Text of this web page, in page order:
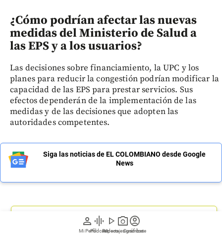
person
Mi Perfil
graphic_eq
Pódcast
play_arrow
Videos
photo_camera
Reportajes gráficos
account_circle
Suscríbete
¿Cómo podrían afectar las nuevas
medidas del Ministerio de Salud a
las EPS y a los usuarios?
Las decisiones sobre financiamiento, la UPC y los
planes para reducir la congestión podrían modificar la
capacidad de las EPS para prestar servicios. Sus
efectos dependerán de la implementación de las
medidas y de las decisiones que adopten las
autoridades competentes.
Siga las noticias de EL COLOMBIANO desde Google
News
Regístrate a nuestro newsletter